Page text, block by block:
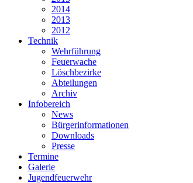
2014
2013
2012
Technik
Wehrführung
Feuerwache
Löschbezirke
Abteilungen
Archiv
Infobereich
News
Bürgerinformationen
Downloads
Presse
Termine
Galerie
Jugendfeuerwehr